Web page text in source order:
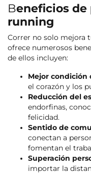
Beneficios de
running
Correr no solo mejora
ofrece numerosos
de ellos incluyen:
Mejor condición
el corazón y los
Reducción del
endorfinas,
felicidad.
Sentido de
conectan a
fomentan el
Superación
importar la